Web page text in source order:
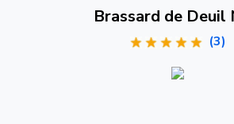
Brassard de Deuil
(3)